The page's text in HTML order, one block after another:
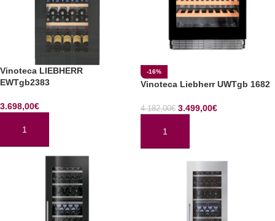
Vinoteca LIEBHERR
EWTgb2383
3.698,00€
AÑADIR AL CARRITO
-16%
Vinoteca Liebherr UWTgb 1682
4.182,00€ 3.499,00€
AÑADIR AL CARRITO